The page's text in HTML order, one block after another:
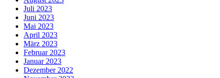
Juli 2023
Juni 2023
Mai 2023
April 2023
März 2023
Februar 2023
Januar 2023
Dezember 2022